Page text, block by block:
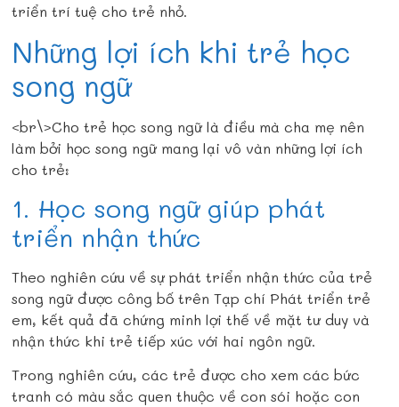
triển trí tuệ cho trẻ nhỏ.
Những lợi ích khi trẻ học
song ngữ
<br\>Cho trẻ học song ngữ là điều mà cha mẹ nên
làm bởi học song ngữ mang lại vô vàn những lợi ích
cho trẻ:
1. Học song ngữ giúp phát
triển nhận thức
Theo nghiên cứu về sự phát triển nhận thức của trẻ
song ngữ được công bố trên Tạp chí Phát triển trẻ
em, kết quả đã chứng minh lợi thế về mặt tư duy và
nhận thức khi trẻ tiếp xúc với hai ngôn ngữ.
Trong nghiên cứu, các trẻ được cho xem các bức
tranh có màu sắc quen thuộc về con sói hoặc con